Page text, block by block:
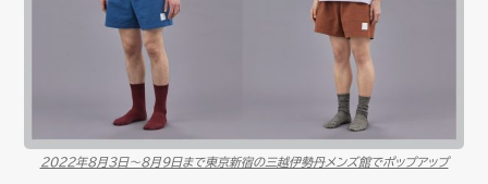
2022年８月３日～８月９日まで東京新宿の三越伊勢丹メンズ館でポップアップ